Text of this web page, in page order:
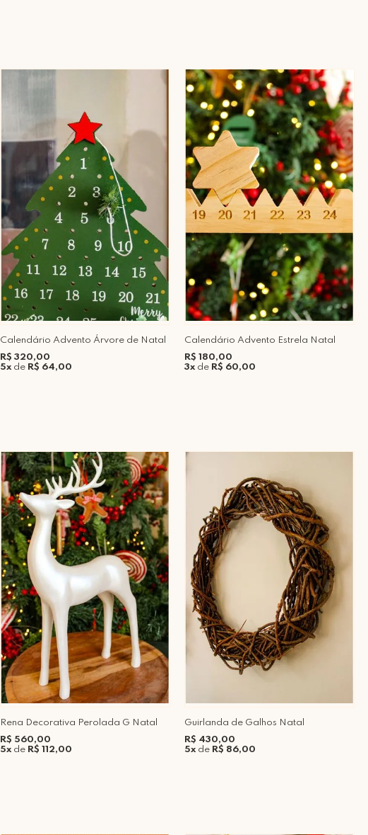
Calendário Advento Árvore de Natal
R$ 320,00
5xde R$ 64,00
Calendário Advento Estrela Natal
R$ 180,00
3xde R$ 60,00
Rena Decorativa Perolada G Natal
R$ 560,00
5xde R$ 112,00
Guirlanda de Galhos Natal
R$ 430,00
5xde R$ 86,00